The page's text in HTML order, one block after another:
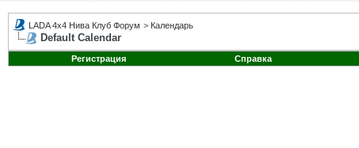
LADA 4x4 Нива Клуб Форум > Календарь
Default Calendar
Регистрация
Справка